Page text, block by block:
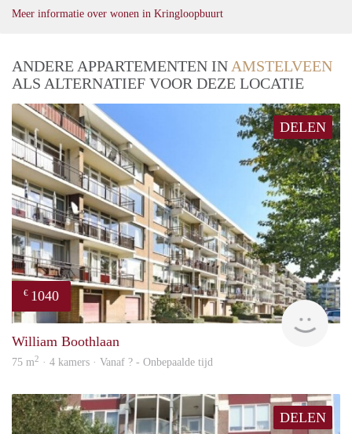
Meer informatie over wonen in Kringloopbuurt
ANDERE APPARTEMENTEN IN AMSTELVEEN
ALS ALTERNATIEF VOOR DEZE LOCATIE
DELEN
€ 1040
rent
William Boothlaan
75 m2 · 4 kamers · Vanaf ? - Onbepaalde tijd
DELEN